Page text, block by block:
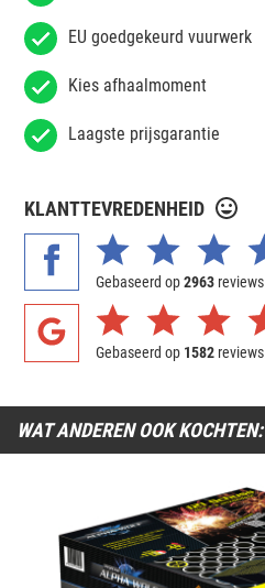
EU goedgekeurd vuurwerk
Kies afhaalmoment
Laagste prijsgarantie
KLANTTEVREDENHEID
Gebaseerd op2963 reviews
Gebaseerd op 1582 reviews
WAT ANDEREN OOK KOCHTEN: